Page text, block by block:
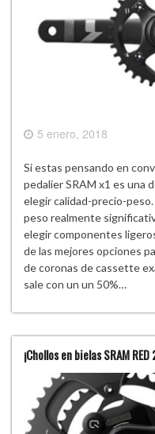
5 enero, 2018
Si estas pensando en
pedalier SRAM x1 es una
elegir calidad-precio-
peso realmente
elegir componentes
de las mejores opciones
de coronas de cassette
sale con un un 50%…
¡Chollos en bielas SRAM